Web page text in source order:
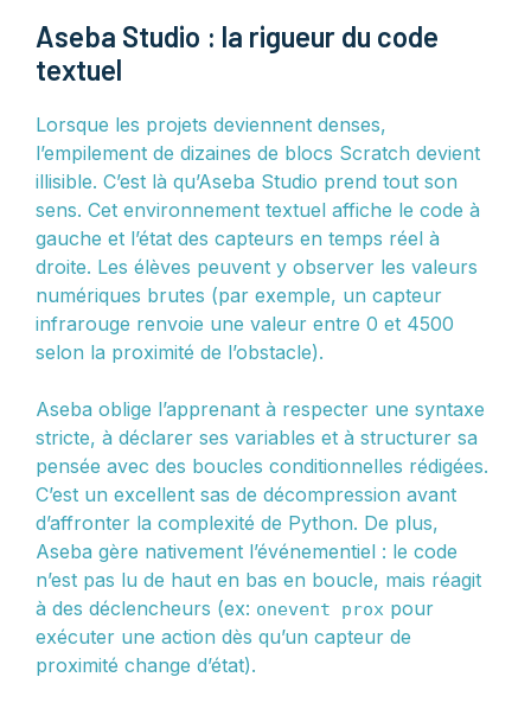
Aseba Studio : la rigueur du code
textuel
Lorsque les projets deviennent denses,
l’empilement de dizaines de blocs Scratch devient
illisible. C’est là qu’Aseba Studio prend tout son
sens. Cet environnement textuel affiche le code à
gauche et l’état des capteurs en temps réel à
droite. Les élèves peuvent y observer les valeurs
numériques brutes (par exemple, un capteur
infrarouge renvoie une valeur entre 0 et 4500
selon la proximité de l’obstacle).
Aseba oblige l’apprenant à respecter une syntaxe
stricte, à déclarer ses variables et à structurer sa
pensée avec des boucles conditionnelles rédigées.
C’est un excellent sas de décompression avant
d’affronter la complexité de Python. De plus,
Aseba gère nativement l’événementiel : le code
n’est pas lu de haut en bas en boucle, mais réagit
à des déclencheurs (ex: onevent prox pour
exécuter une action dès qu’un capteur de
proximité change d’état).